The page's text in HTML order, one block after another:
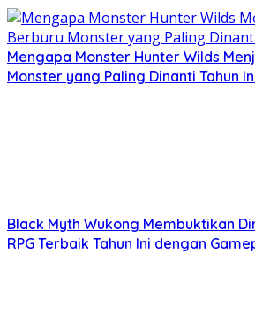
Mengapa Monster Hunter Wilds
Monster yang Paling Dinanti Tahun
Black Myth Wukong Membuktikan
RPG Terbaik Tahun Ini dengan